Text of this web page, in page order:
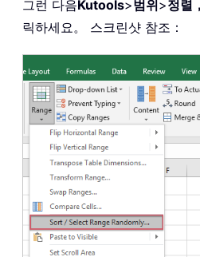
그런 다음Kutools>범위>정렬
릭하세요。 스크린샷 참조：